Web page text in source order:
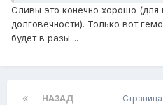
Сливы это конечно хорошо (для
долговечности). Только вот
будет в разы....
НАЗАД Страница